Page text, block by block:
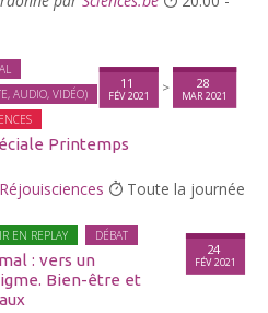
AUDIO, VIDÉO)
Printemps
11
FÉV 2021
> 28
MAR 2021
Réjouisciences Toute la journée
EN REPLAY DÉBAT
: vers un
Bien-être et
24
FÉV 2021